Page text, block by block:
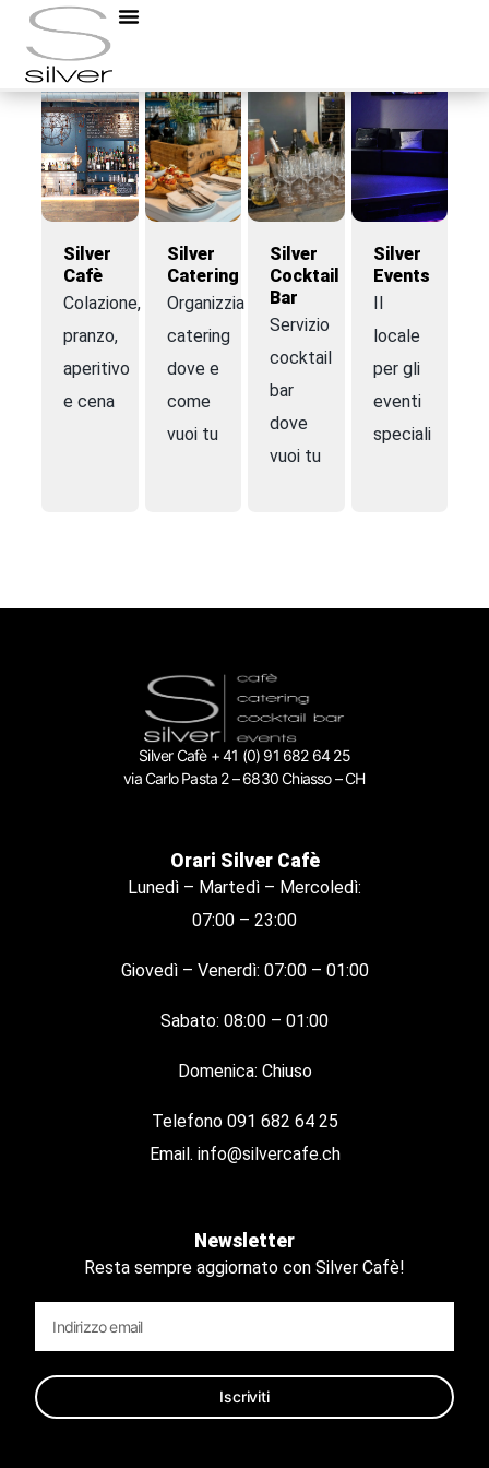
Silver
Cafè
Colazione,
pranzo,
aperitivo
e cena
Silver
Catering
Organizziamo
catering
dove e
come
vuoi tu
Silver
Cocktail
Bar
Servizio
cocktail
bar
dove
vuoi tu
Silver
Events
Il
locale
per gli
eventi
speciali
Silver Cafè + 41 (0) 91 682 64 25
via Carlo Pasta 2 – 6830 Chiasso – CH
Orari Silver Cafè
Lunedì – Martedì – Mercoledì:
07:00 – 23:00
Giovedì – Venerdì: 07:00 – 01:00
Sabato: 08:00 – 01:00
Domenica: Chiuso
Telefono 091 682 64 25
Email. info@silvercafe.ch
Newsletter
Resta sempre aggiornato con Silver Cafè!
Iscriviti